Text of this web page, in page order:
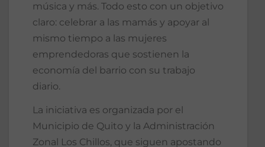
música y más. Todo esto con un objetivo
claro: celebrar a las mamás y apoyar al
mismo tiempo a las mujeres
emprendedoras que sostienen la
economía del barrio con su trabajo
diario.
La iniciativa es organizada por el
Municipio de Quito y la Administración
Zonal Los Chillos, que siguen apostando